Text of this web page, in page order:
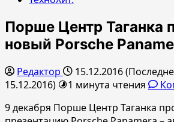
Порше Центр Таганка
новый Porsche
Редактор
15.12.2016
15.12.2016)
1 минута чтения
9 декабря Порше Центр Таганка